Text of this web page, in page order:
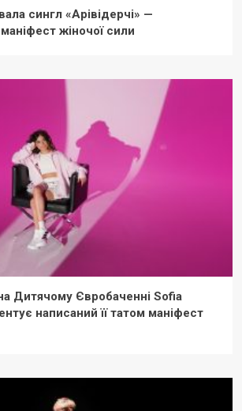
сингл «Арівідерчі» —
жіночої сили
Дитячому Євробаченні Sofia
написаний її татом маніфест